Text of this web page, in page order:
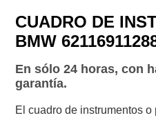
CUADRO DE
BMW
En sólo 24 horas, con
garantía.
El cuadro de instrumentos